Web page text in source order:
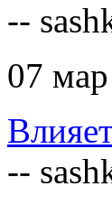
--
07
--